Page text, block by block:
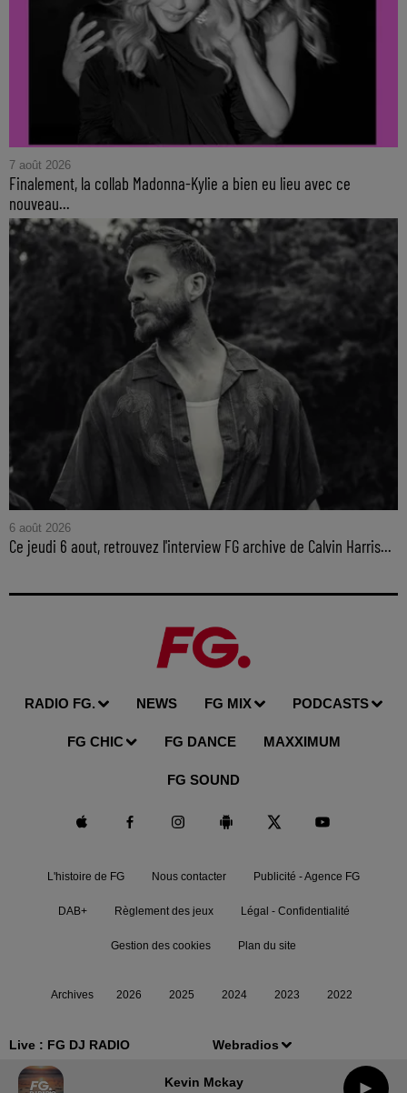
Live : FG DJ RADIO Webradios
Kevin Mckay
7 août 2026
Finalement, la collab Madonna-Kylie a bien eu lieu avec ce
nouveau...
6 août 2026
Ce jeudi 6 aout, retrouvez l'interview FG archive de Calvin Harris...
RADIO FG. NEWS FG MIX PODCASTS
FG CHIC FG DANCE MAXXIMUM
FG SOUND
L'histoire de FG Nous contacter Publicité - Agence FG
DAB+ Règlement des jeux Légal - Confidentialité
Gestion des cookies Plan du site
Archives 2026 2025 2024 2023 2022